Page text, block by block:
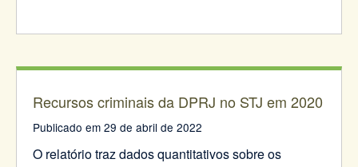
Recursos criminais da DPRJ no STJ em 2020
Publicado em 29 de abril de 2022
O relatório traz dados quantitativos sobre os